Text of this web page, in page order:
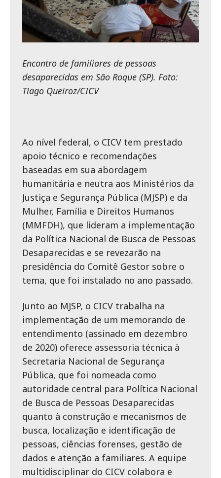
Encontro de familiares de pessoas
desaparecidas em São Roque (SP). Foto:
Tiago Queiroz/CICV
Ao nível federal, o CICV tem prestado
apoio técnico e recomendações
baseadas em sua abordagem
humanitária e neutra aos Ministérios da
Justiça e Segurança Pública (MJSP) e da
Mulher, Família e Direitos Humanos
(MMFDH), que lideram a implementação
da Política Nacional de Busca de Pessoas
Desaparecidas e se revezarão na
presidência do Comitê Gestor sobre o
tema, que foi instalado no ano passado.
Junto ao MJSP, o CICV trabalha na
implementação de um memorando de
entendimento (assinado em dezembro
de 2020) oferece assessoria técnica à
Secretaria Nacional de Segurança
Pública, que foi nomeada como
autoridade central para Política Nacional
de Busca de Pessoas Desaparecidas
quanto à construção e mecanismos de
busca, localização e identificação de
pessoas, ciências forenses, gestão de
dados e atenção a familiares. A equipe
multidisciplinar do CICV colabora e